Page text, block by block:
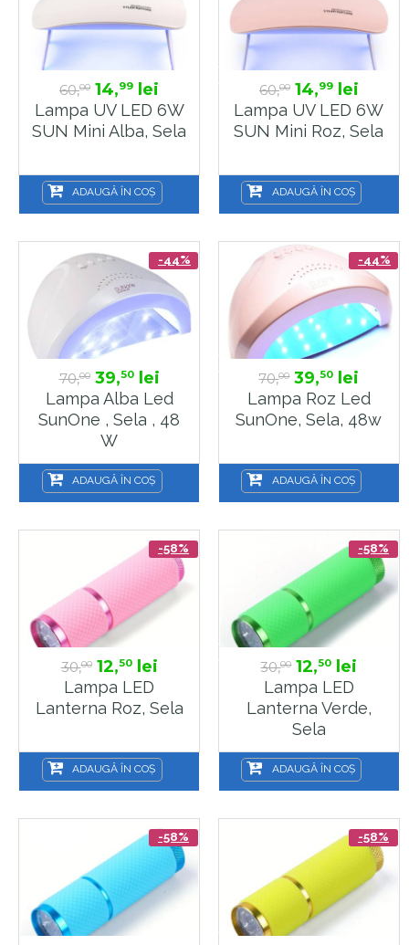
60,00 14,99 lei
Lampa UV LED 6W
SUN Mini Alba, Sela
ADAUGĂ ÎN COȘ
60,00 14,99lei
Lampa UV LED 6W
SUN Mini Roz, Sela
ADAUGĂ ÎN COȘ
-44%
70,00 39,50lei
Lampa Alba Led
SunOne , Sela , 48
W
ADAUGĂ ÎN COȘ
-44%
70,00 39,50 lei
Lampa Roz Led
SunOne, Sela, 48w
ADAUGĂ ÎN COȘ
-58%
30,00 12,50lei
Lampa LED
Lanterna Roz, Sela
ADAUGĂ ÎN COȘ
-58%
30,00 12,50 lei
Lampa LED
Lanterna Verde,
Sela
ADAUGĂ ÎN COȘ
-58% -58%